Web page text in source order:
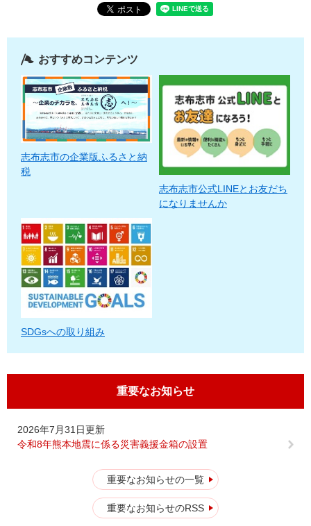
おすすめコンテンツ
志布志市の企業版ふるさと納
税
志布志市公式LINEとお友だち
になりませんか
SDGsへの取り組み
重要なお知らせ
2026年7月31日更新
令和8年熊本地震に係る災害義援金箱の設置
重要なお知らせの一覧
重要なお知らせのRSS